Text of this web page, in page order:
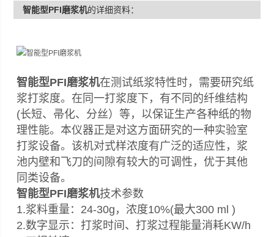
智能型PFI磨浆机的详细资料：
智能型PFI磨浆机在测试纸浆特性时，需要研究纸
浆打浆度。在同一打浆度下，有不同的纤维结构
(长短、帚化、分丝）等，以保证生产各种纸的物
理性能。本仪器正是对这方面研究的一种实验室
打浆设备。该机对式样浓度有广泛的适应性，浆
池内壁和飞刀的间隙有较大的可调性，优于其他
同类设备。
智能型PFI磨浆机技术参数
1.浆料重量：24-30g，浓度10%(最大300 ml )
2.数字显示：打浆时间、打浆过程能量消耗KW/h